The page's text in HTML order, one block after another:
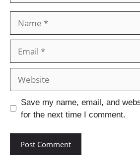
Save my name, email, and
for the next time I comment.